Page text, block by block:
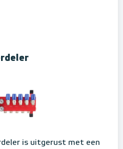
is uitgerust met een